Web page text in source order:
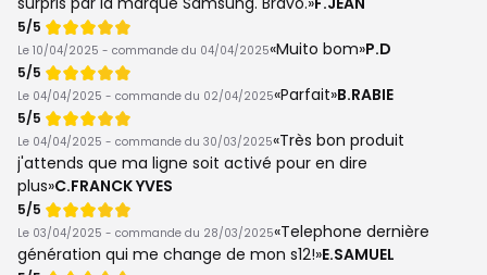
Note
de
5/5
Le 10/04/2025 - commande du 04/04/2025 Muito bom P.D
Note
de
5/5
Le 04/04/2025 - commande du 02/04/2025 Parfait B.RABIE
Note
de
5/5
Le 04/04/2025 - commande du 30/03/2025 Très bon produit
j'attends que ma ligne soit activé pour en dire
plus C.FRANCK YVES
Note
de
5/5
Le 03/04/2025 - commande du 28/03/2025 Telephone dernière
génération qui me change de mon s12! E.SAMUEL